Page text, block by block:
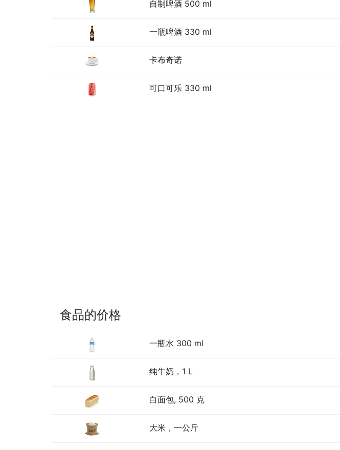
自制啤酒 500 ml
一瓶啤酒 330 ml
卡布奇诺
可口可乐 330 ml
食品的价格
一瓶水 300 ml
纯牛奶，1 L
白面包, 500 克
大米，一公斤